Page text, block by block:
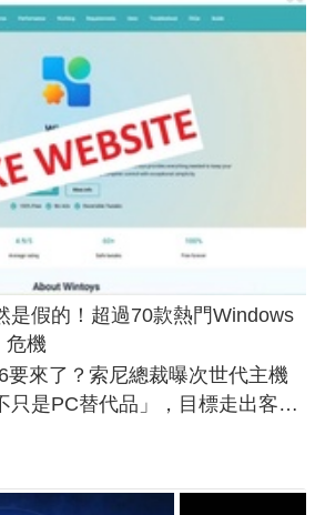
是假的！超過70款熱門Windows
危機
要來了？索尼總裁曝次世代主機
只是PC替代品」，目標走出客